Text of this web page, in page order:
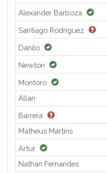
Alexander Barboza
Santiago Rodríguez
Danilo
Newton
Montoro
Allan
Barrera
Matheus Martins
Artur
Nathan Fernandes